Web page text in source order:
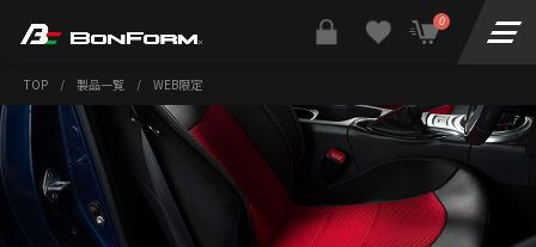
0
TOP / 製品一覧 / WEB限定